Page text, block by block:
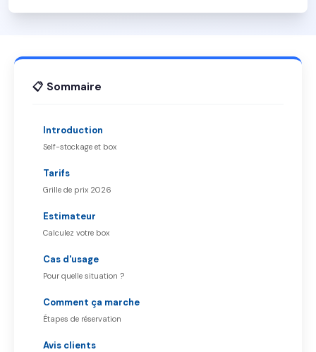
📋 Sommaire
Introduction
Self-stockage et box
Tarifs
Grille de prix 2026
Estimateur
Calculez votre box
Cas d'usage
Pour quelle situation ?
Comment ça marche
Étapes de réservation
Avis clients